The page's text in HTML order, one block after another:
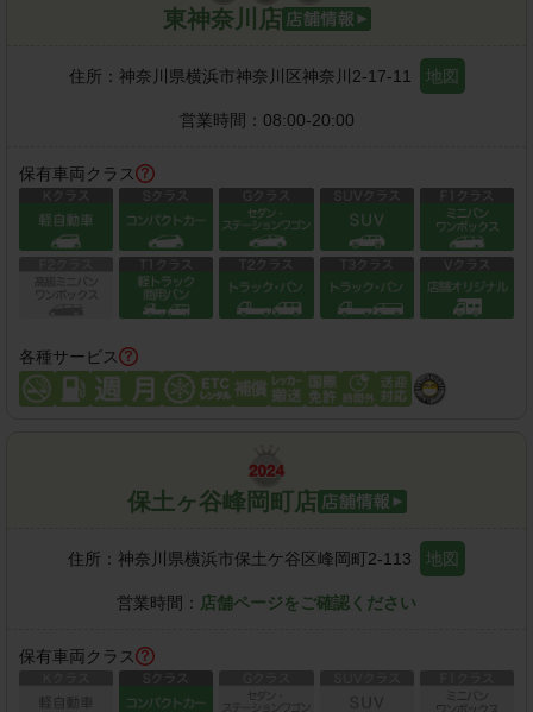
東神奈川店
住所： 神奈川県横浜市神奈川区神奈川2-17-11 地図
営業時間： 08:00-20:00
保有車両クラス
各種サービス
保土ヶ谷峰岡町店
住所： 神奈川県横浜市保土ケ谷区峰岡町2-113 地図
営業時間： 店舗ページをご確認ください
保有車両クラス